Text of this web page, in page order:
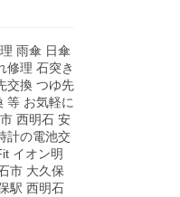
雨傘 日傘
修理 石突き
交換 つゆ先
等 お気軽に
西明石 安
計の電池交
イオン明
市 大久保
駅 西明石